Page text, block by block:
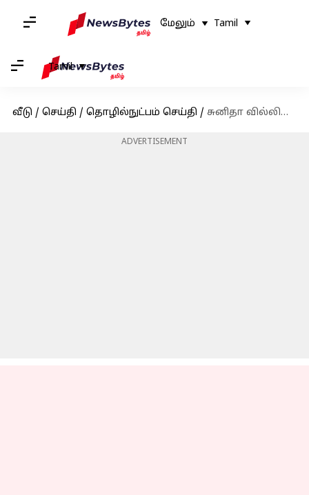
மேலும் Tamil
Tamil
வீடு / செய்தி / தொழில்நுட்பம் செய்தி / சுனிதா வில்லியம்ஸின் சாதனை விண்வெளிப் பயணத்தை ஒத்தி வைத்த நாசா
ADVERTISEMENT